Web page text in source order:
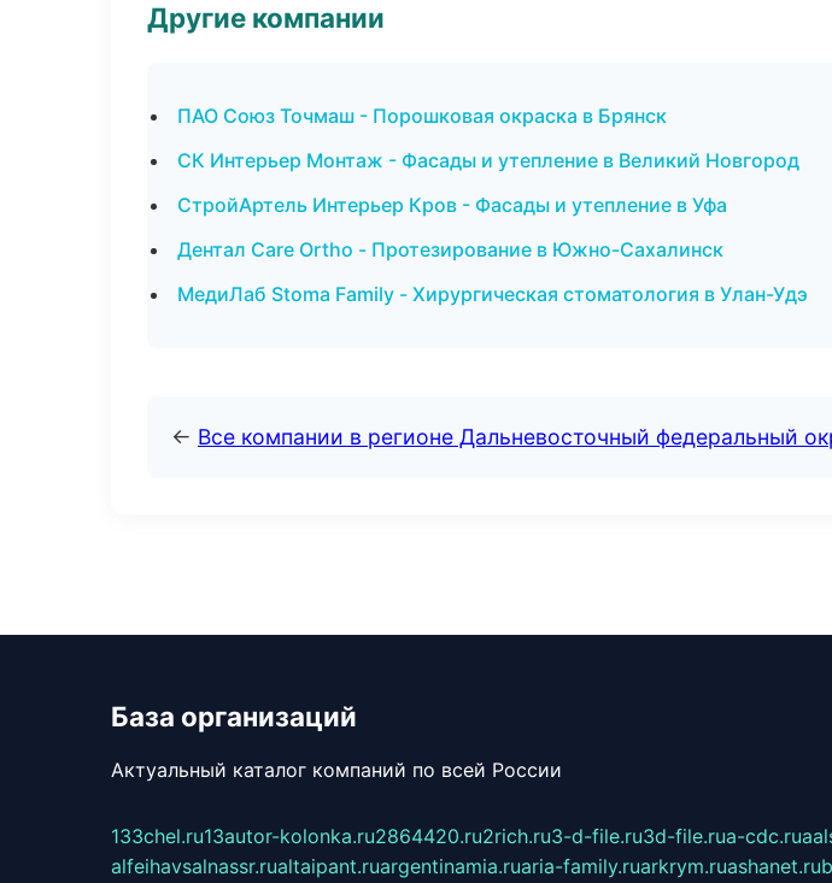
Другие компании
ПАО Союз Точмаш - Порошковая окраска в Брянск
СК Интерьер Монтаж - Фасады и утепление в Великий Новгород
СтройАртель Интерьер Кров - Фасады и утепление в Уфа
Дентал Care Ortho - Протезирование в Южно-Сахалинск
МедиЛаб Stoma Family - Хирургическая стоматология в Улан-Удэ
← Все компании в регионе Дальневосточный федеральный
База организаций
Актуальный каталог компаний по всей России
133chel.ru13autor-kolonka.ru2864420.ru2rich.ru3-d-file.ru3d-file.rua-cdc.ru
alfeihavsalnassr.rualtaipant.ruargentinamia.ruaria-family.ruarkrym.ruashanet.ru